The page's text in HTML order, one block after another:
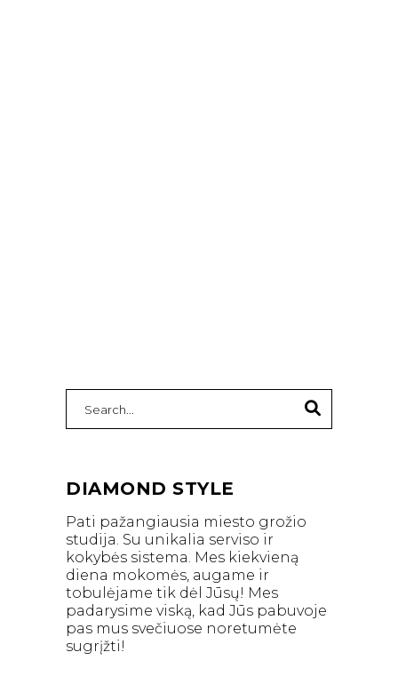
for:
DIAMOND STYLE
Pati pažangiausia miesto grožio
studija. Su unikalia serviso ir
kokybės sistema. Mes kiekvieną
diena mokomės, augame ir
tobulėjame tik dėl Jūsų! Mes
padarysime viską, kad Jūs pabuvoje
pas mus svečiuose noretumėte
sugrįžti!